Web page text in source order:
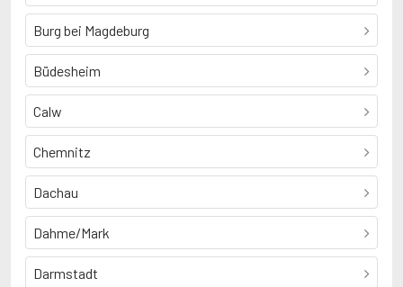
Burg bei Magdeburg
Büdesheim
Calw
Chemnitz
Dachau
Dahme/Mark
Darmstadt